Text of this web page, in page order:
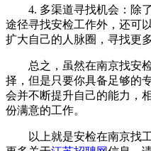
4. 多渠道寻找机会：除了
途径寻找安检工作外，还可
扩大自己的人脉圈，寻找更
总之，虽然在南京找安检
择，但是只要你具备足够的
会并不断提升自己的能力，
份满意的工作。
以上就是安检在南京找